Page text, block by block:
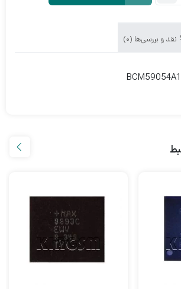
نقد و بررسی‌ها (0)